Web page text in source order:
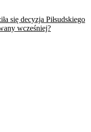
się decyzja Piłsudskiego
wcześniej?